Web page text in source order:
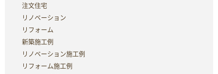
注文住宅
リノベーション
リフォーム
新築施工例
リノベーション施工例
リフォーム施工例